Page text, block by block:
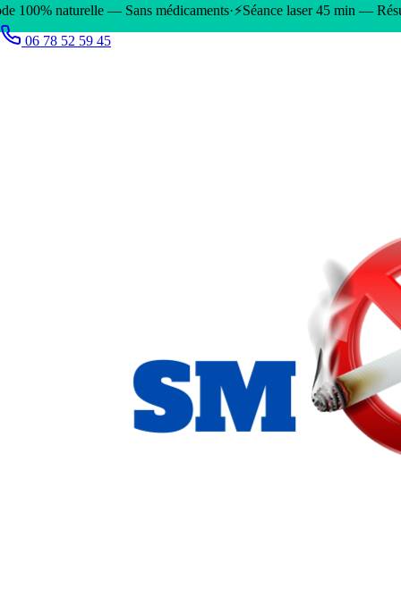
— Sans médicaments·⚡Séance laser 45 min — Résultats
06 78 52 59 45